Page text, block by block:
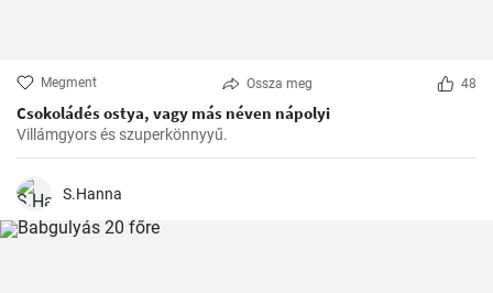
Megment Ossza meg 48
Csokoládés ostya, vagy más néven nápolyi
Villámgyors és szuperkönnyyű.
S.Hanna